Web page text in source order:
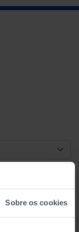
Sobre os cookies